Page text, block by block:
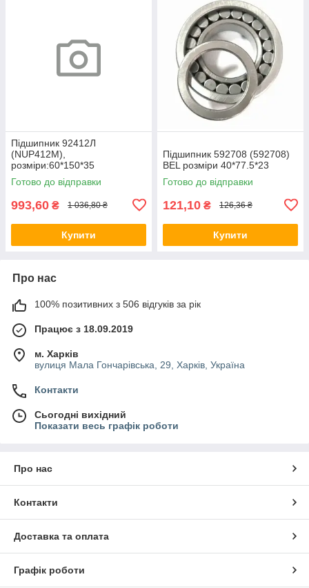
Підшипник 92412Л
(NUP412M),
розміри:60*150*35
Готово до відправки
993,60 ₴ 1 036,80 ₴
Купити
Підшипник 592708 (592708)
BEL розміри 40*77.5*23
Готово до відправки
121,10 ₴ 126,36 ₴
Купити
Про нас
100% позитивних з 506 відгуків за рік
Працює з 18.09.2019
м. Харків
вулиця Мала Гончарівська, 29, Харків, Україна
Контакти
Сьогодні вихідний
Показати весь графік роботи
Про нас
Контакти
Доставка та оплата
Графік роботи